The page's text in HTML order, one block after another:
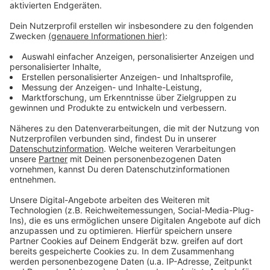
Heute starten die insgesamt 24 Veranstaltungen an
24 Tagen im Siegener Spiegelzelt mit einem Salsa-
Schnuppertanzkurs. Hier ist der Eintritt frei. Bei
anderen Veranstaltungen ist das anders. Einen
Überblick über das Programm findet Ihr unter
www.kultursiegen.de
Anzeige